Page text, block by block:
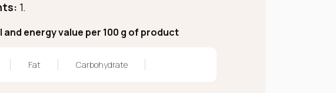
1.
energy value per 100 g of product
Fat Carbohydrate